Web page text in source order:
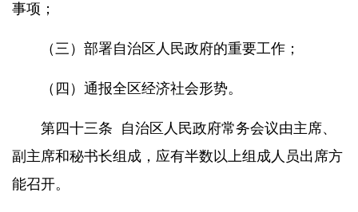
事项；
（三）部署自治区人民政府的重要工作；
（四）通报全区经济社会形势。
第四十三条
自治区人民政府常务会议由主席、
副主席和秘书长组成，应有半数以上组成人员出席方
能召开。